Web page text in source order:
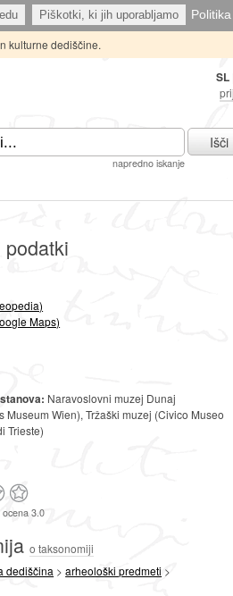
Piškotki, ki jih uporabljamo
kulturne dediščine.
SL
napredno iskanje
Išči
Maps)
Naravoslovni muzej Dunaj
Museum Wien), Tržaški muzej (Civico Museo
Trieste)
3.0
o taksonomiji
dediščina >arheološki predmeti >